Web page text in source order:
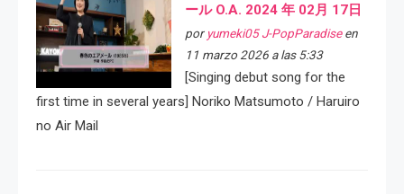
ール O.A. 2024 年 02月 17日
por yumeki05 J-PopParadiseen
11 marzo 2026 a las 5:33
[Singing debut song for the
first time in several years] Noriko Matsumoto / Haruiro
no Air Mail